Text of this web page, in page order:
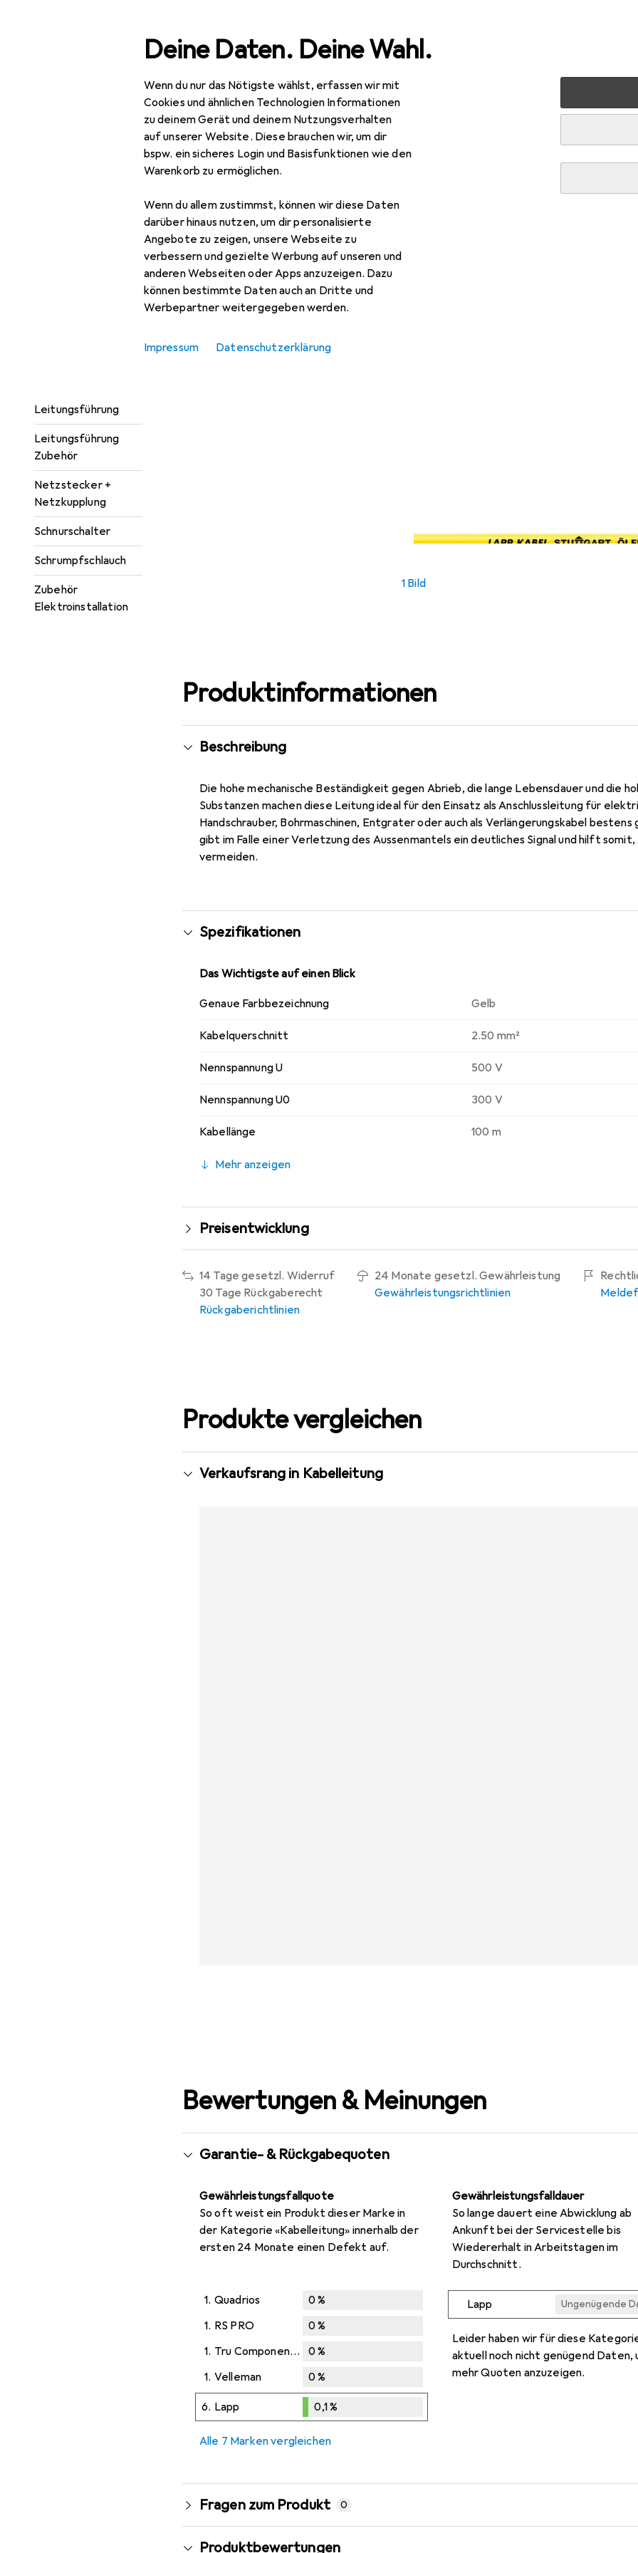
Deine Daten. Deine Wahl.
Wenn du nur das Nötigste wählst, erfassen wir mit
Cookies und ähnlichen Technologien Informationen
zu deinem Gerät und deinem Nutzungsverhalten
auf unserer Website. Diese brauchen wir, um dir
bspw. ein sicheres Login und Basisfunktionen wie den
Warenkorb zu ermöglichen.
Wenn du allem zustimmst, können wir diese Daten
darüber hinaus nutzen, um dir personalisierte
Angebote zu zeigen, unsere Webseite zu
verbessern und gezielte Werbung auf unseren und
anderen Webseiten oder Apps anzuzeigen. Dazu
können bestimmte Daten auch an Dritte und
Werbepartner weitergegeben werden.
Impressum Datenschutzerklärung
Navigation nach Kategorien
Leitungsführung
Leitungsführung
Zubehör
Netzstecker +
Netzkupplung
Schnurschalter
Schrumpfschlauch
Zubehör
Elektroinstallation
Gesamtsortiment Baumarkt + Garten Elektrobedarf
1 Bild
Produktinformationen
Beschreibung
Die hohe mechanische Beständigkeit gegen Abrieb, die lange Lebensdauer und die
Substanzen machen diese Leitung ideal für den Einsatz als Anschlussleitung für
Handschrauber, Bohrmaschinen, Entgrater oder auch als Verlängerungskabel
gibt im Falle einer Verletzung des Aussenmantels ein deutliches Signal und hilft
vermeiden.
Spezifikationen
Das Wichtigste auf einen Blick
Genaue Farbbezeichnung Gelb
Kabelquerschnitt 2.50 mm²
Nennspannung U 500 V
Nennspannung U0 300 V
Kabellänge 100 m
Mehr anzeigen
Preisentwicklung
14 Tage gesetzl. Widerruf
30 Tage Rückgaberecht
Rückgaberichtlinien
24 Monate gesetzl. Gewährleistung
Gewährleistungsrichtlinien
Produkte vergleichen
Verkaufsrang in Kabelleitung
Bewertungen & Meinungen
Garantie- & Rückgabequoten
Gewährleistungsfallquote
So oft weist ein Produkt dieser Marke in
der Kategorie «Kabelleitung» innerhalb der
ersten 24 Monate einen Defekt auf.
1. Quadrios 0%
1. RS PRO 0%
1.
Tru Components 0%
1. Velleman 0%
6. Lapp
0,1%
0,1%
Gewährleistungsfalldauer
So lange dauert eine Abwicklung ab
Ankunft bei der Servicestelle bis
Wiedererhalt in Arbeitstagen im
Durchschnitt.
Lapp Ungenügende
Leider haben wir für diese
aktuell noch nicht genügend Daten,
mehr Quoten anzuzeigen.
Alle 7 Marken vergleichen
Fragen zum Produkt 0
Produktbewertungen